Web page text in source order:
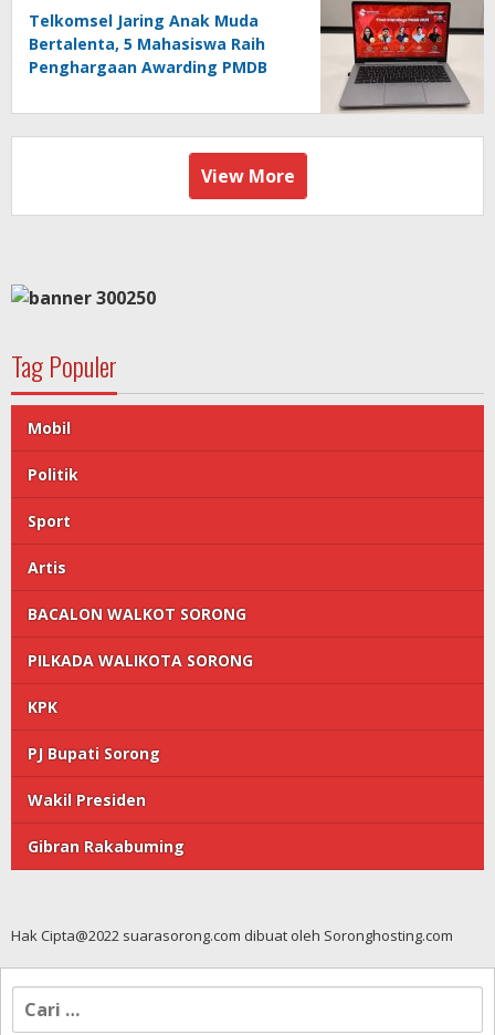
Telkomsel Jaring Anak Muda
Bertalenta, 5 Mahasiswa Raih
Penghargaan Awarding PMDB
View More
Tag Populer
Mobil
Politik
Sport
Artis
BACALON WALKOT SORONG
PILKADA WALIKOTA SORONG
KPK
PJ Bupati Sorong
Wakil Presiden
Gibran Rakabuming
Hak Cipta@2022 suarasorong.com dibuat oleh Soronghosting.com
Cari
untuk: